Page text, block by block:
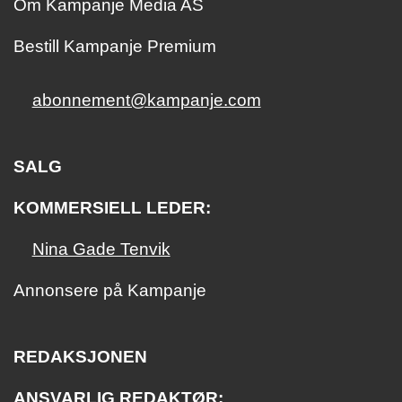
Om Kampanje Media AS
Bestill Kampanje Premium
abonnement@kampanje.com
SALG
KOMMERSIELL LEDER:
Nina Gade Tenvik
Annonsere på Kampanje
REDAKSJONEN